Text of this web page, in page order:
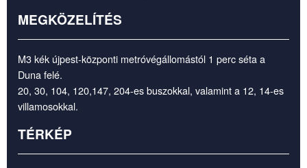
MEGKÖZELÍTÉS
M3 kék újpest-központi metróvégállomástól 1 perc séta a
Duna felé.
20, 30, 104, 120,147, 204-es buszokkal, valamint a 12, 14-es
villamosokkal.
TÉRKÉP